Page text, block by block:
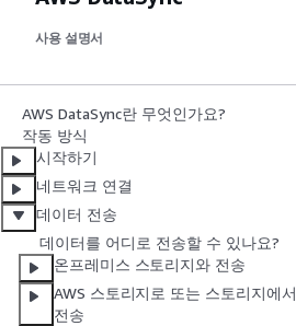
사용 설명서
AWS DataSync란 무엇인가요?
작동 방식
시작하기
네트워크 연결
데이터 전송
데이터를 어디로 전송할 수 있나요?
온프레미스 스토리지와 전송
AWS 스토리지로 또는 스토리지에서
전송